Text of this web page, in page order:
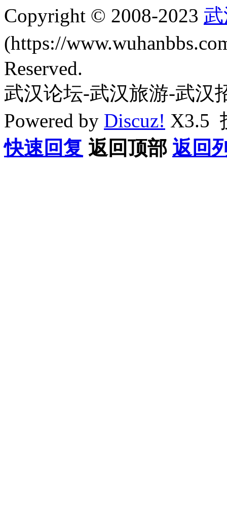
Copyright © 2008-2023
(https://
Reserved.
武汉论坛-武汉旅游-武汉
Powered by Discuz! X3.5
快速回复 返回顶部 返回